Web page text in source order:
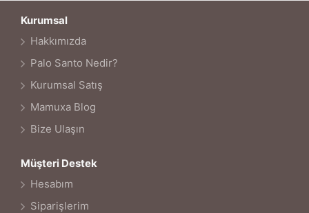
Kurumsal
Hakkımızda
Palo Santo Nedir?
Kurumsal Satış
Mamuxa Blog
Bize Ulaşın
Müşteri Destek
Hesabım
Siparişlerim